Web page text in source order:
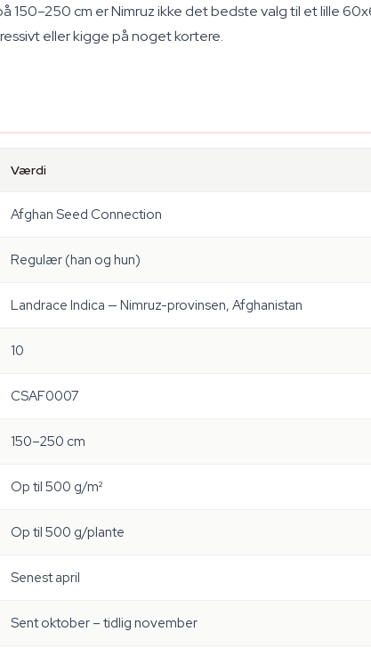
150–250 cm er Nimruz ikke det bedste valg til et lille
eller kigge på noget kortere.
Værdi
Afghan Seed Connection
Regulær (han og hun)
Landrace Indica — Nimruz-provinsen, Afghanistan
10
CSAF0007
150–250 cm
Op til 500 g/m²
Op til 500 g/plante
Senest april
Sent oktober – tidlig november